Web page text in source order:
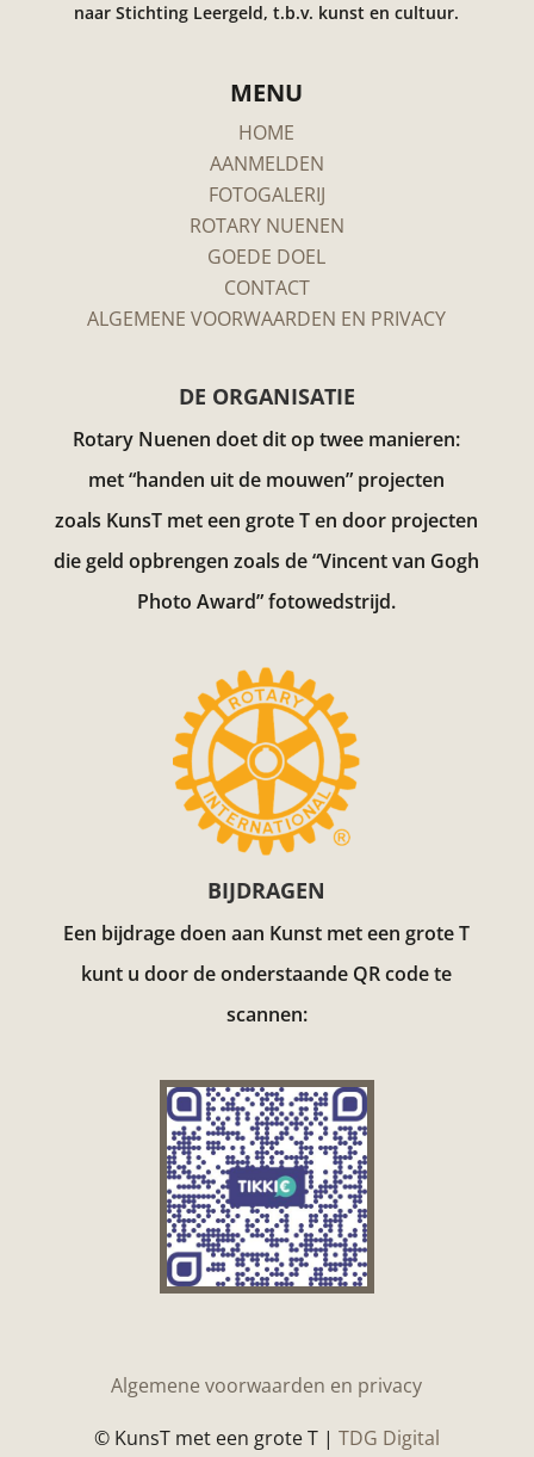
naar Stichting Leergeld, t.b.v. kunst en cultuur.
MENU
HOME
AANMELDEN
FOTOGALERIJ
ROTARY NUENEN
GOEDE DOEL
CONTACT
ALGEMENE VOORWAARDEN EN PRIVACY
DE ORGANISATIE
Rotary Nuenen doet dit op twee manieren:
met “handen uit de mouwen” projecten
zoals KunsT met een grote T en door projecten
die geld opbrengen zoals de “Vincent van Gogh
Photo Award” fotowedstrijd.
BIJDRAGEN
Een bijdrage doen aan Kunst met een grote T
kunt u door de onderstaande QR code te
scannen:
Algemene voorwaarden en privacy
© KunsT met een grote T | TDG Digital